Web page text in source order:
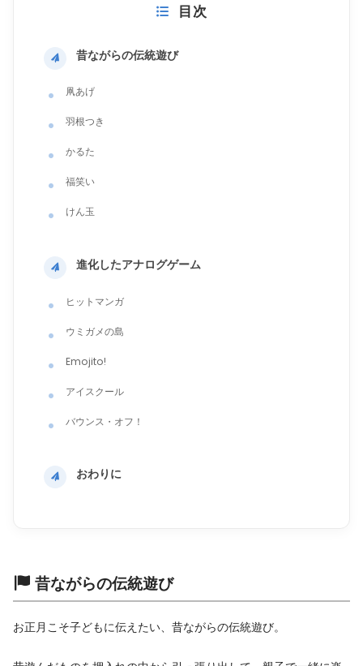
目次
昔ながらの伝統遊び
凧あげ
羽根つき
かるた
福笑い
けん玉
進化したアナログゲーム
ヒットマンガ
ウミガメの島
Emojito!
アイスクール
バウンス・オフ！
おわりに
昔ながらの伝統遊び
お正月こそ子どもに伝えたい、昔ながらの伝統遊び。